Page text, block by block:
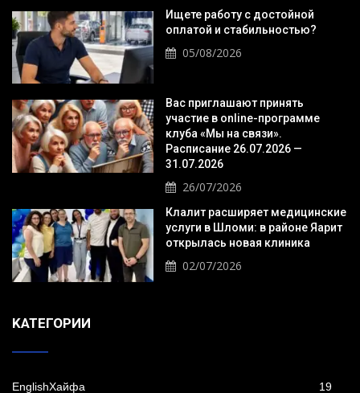
Ищете работу с достойной
оплатой и стабильностью?
05/08/2026
Вас приглашают принять
участие в online-программе
клуба «Мы на связи».
Расписание 26.07.2026 —
31.07.2026
26/07/2026
Клалит расширяет медицинские
услуги в Шломи: в районе Яарит
открылась новая клиника
02/07/2026
KАТЕГОРИИ
EnglishХайфа 19